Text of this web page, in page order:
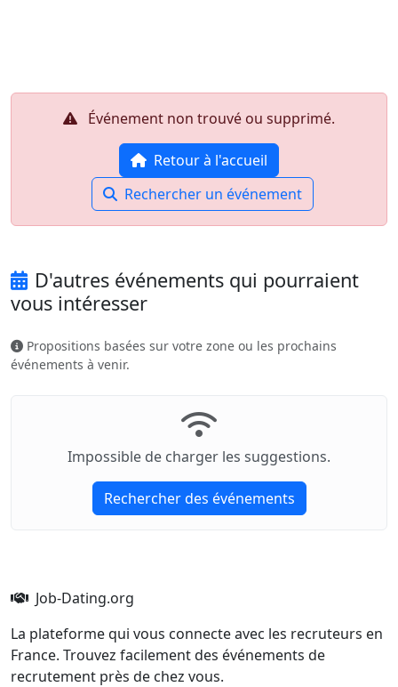
Événement non trouvé ou supprimé.
Retour à l'accueil
Rechercher un événement
D'autres événements qui pourraient
vous intéresser
Propositions basées sur votre zone ou les prochains
événements à venir.
Impossible de charger les suggestions.
Rechercher des événements
Job-Dating.org
La plateforme qui vous connecte avec les recruteurs en
France. Trouvez facilement des événements de
recrutement près de chez vous.